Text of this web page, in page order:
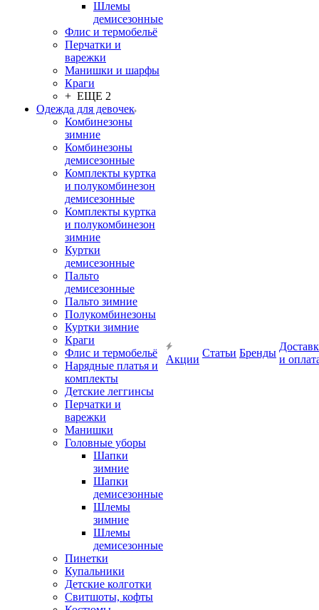
Шлемы
демисезонные
Флис и термобельё
Перчатки и
варежки
Манишки и шарфы
Краги
+ ЕЩЕ 2
Одежда для девочек
Комбинезоны
зимние
Комбинезоны
демисезонные
Комплекты куртка
и полукомбинезон
демисезонные
Комплекты куртка
и полукомбинезон
зимние
Куртки
демисезонные
Пальто
демисезонные
Пальто зимние
Полукомбинезоны
Куртки зимние
Краги
Флис и термобельё
Нарядные платья и
комплекты
Детские леггинсы
Перчатки и
варежки
Манишки
Головные уборы
Шапки
зимние
Шапки
демисезонные
Шлемы
зимние
Шлемы
демисезонные
Пинетки
Купальники
Детские колготки
Свитшоты, кофты
Акции
Статьи Бренды
и